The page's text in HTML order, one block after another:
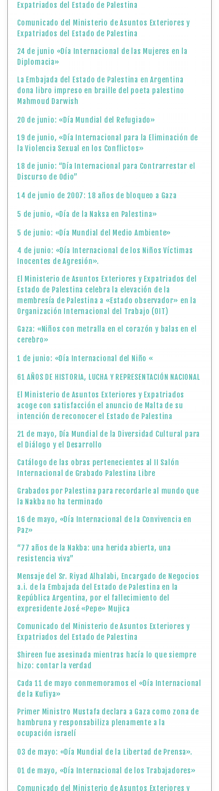
Expatriados del Estado de Palestina
Comunicado del Ministerio de Asuntos Exteriores y
Expatriados del Estado de Palestina
24 de junio «Día Internacional de las Mujeres en la
Diplomacia»
La Embajada del Estado de Palestina en Argentina
dona libro impreso en braille del poeta palestino
Mahmoud Darwish
20 de junio: «Día Mundial del Refugiado»
19 de junio, «Día Internacional para la Eliminación de
la Violencia Sexual en los Conflictos»
18 de junio: “Día Internacional para Contrarrestar el
Discurso de Odio”
14 de junio de 2007: 18 años de bloqueo a Gaza
5 de junio, «Día de la Naksa en Palestina»
5 de junio: «Día Mundial del Medio Ambiente»
4 de junio: «Día Internacional de los Niños Víctimas
Inocentes de Agresión».
El Ministerio de Asuntos Exteriores y Expatriados del
Estado de Palestina celebra la elevación de la
membresía de Palestina a «Estado observador» en la
Organización Internacional del Trabajo (OIT)
Gaza: «Niños con metralla en el corazón y balas en el
cerebro»
1 de junio: «Día Internacional del Niño «
61 AÑOS DE HISTORIA, LUCHA Y REPRESENTACIÓN NACIONAL
El Ministerio de Asuntos Exteriores y Expatriados
acoge con satisfacción el anuncio de Malta de su
intención de reconocer el Estado de Palestina
21 de mayo, Día Mundial de la Diversidad Cultural para
el Diálogo y el Desarrollo
Catálogo de las obras pertenecientes al II Salón
Internacional de Grabado Palestina Libre
Grabados por Palestina para recordarle al mundo que
la Nakba no ha terminado
16 de mayo, «Día Internacional de la Convivencia en
Paz»
“77 años de la Nakba: una herida abierta, una
resistencia viva”
Mensaje del Sr. Riyad Alhalabi, Encargado de Negocios
a.i. de la Embajada del Estado de Palestina en la
República Argentina, por el fallecimiento del
expresidente José «Pepe» Mujica
Comunicado del Ministerio de Asuntos Exteriores y
Expatriados del Estado de Palestina
Shireen fue asesinada mientras hacía lo que siempre
hizo: contar la verdad
Cada 11 de mayo conmemoramos el «Día Internacional
de la Kufiya»
Primer Ministro Mustafa declara a Gaza como zona de
hambruna y responsabiliza plenamente a la
ocupación israelí
03 de mayo: «Día Mundial de la Libertad de Prensa».
01 de mayo, «Día Internacional de los Trabajadores»
Comunicado del Ministerio de Asuntos Exteriores y